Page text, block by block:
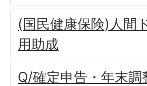
(国民健康保険)人間
用助成
Q/確定申告・年末